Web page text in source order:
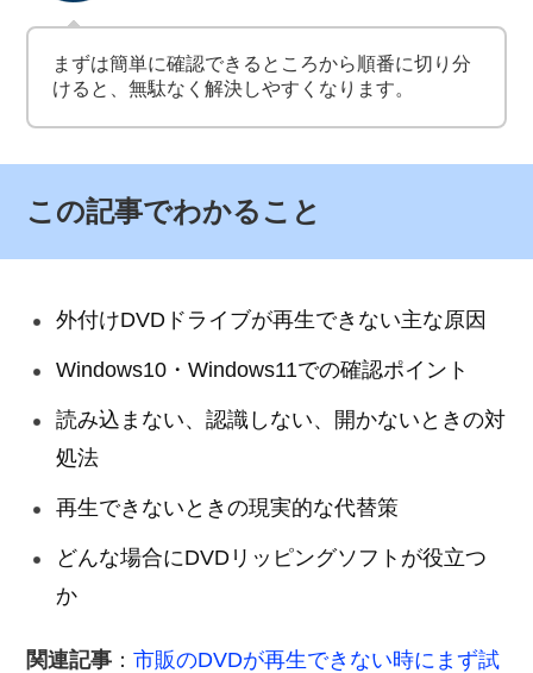
まずは簡単に確認できるところから順番に切り分
けると、無駄なく解決しやすくなります。
この記事でわかること
外付けDVDドライブが再生できない主な原因
Windows10・Windows11での確認ポイント
読み込まない、認識しない、開かないときの対
処法
再生できないときの現実的な代替策
どんな場合にDVDリッピングソフトが役立つ
か
関連記事 ：市販のDVDが再生できない時にまず試